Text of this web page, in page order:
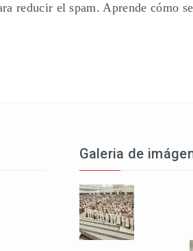
reducir el spam.Aprende cómo
Galeria de